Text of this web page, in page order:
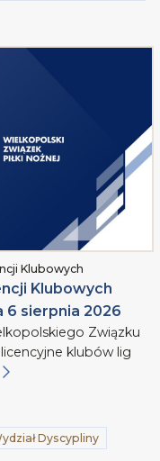
Klubowych
Klubowych
6 sierpnia 2026
Związku
klubów lig
Dyscypliny